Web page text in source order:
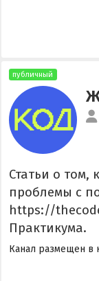
публичный
Статьи о том,
проблемы с
https://
Практикума.
Канал размещен в